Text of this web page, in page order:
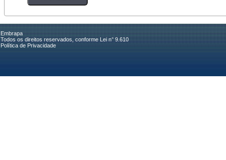
Embrapa
Todos os direitos reservados, conforme Lei n° 9.610
Política de Privacidade